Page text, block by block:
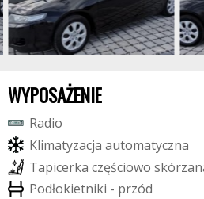
WYPOSAŻENIE
Radio
Klimatyzacja automatyczna
Tapicerka częściowo skórzan
Podłokietniki - przód